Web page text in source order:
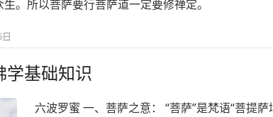
。所以菩萨要行菩萨道一定要修禅定。
基础知识
六波罗蜜 一、菩萨之意： “菩萨”是梵语“菩提